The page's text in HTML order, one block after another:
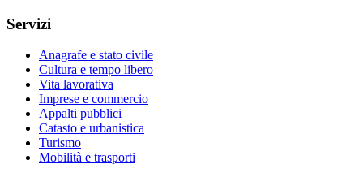
Servizi
Anagrafe e stato civile
Cultura e tempo libero
Vita lavorativa
Imprese e commercio
Appalti pubblici
Catasto e urbanistica
Turismo
Mobilità e trasporti